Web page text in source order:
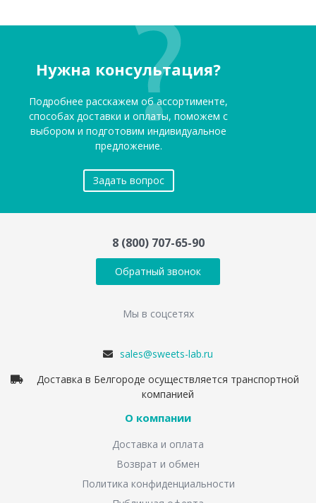
Нужна консультация?
Подробнее расскажем об ассортименте,
способах доставки и оплаты, поможем с
выбором и подготовим индивидуальное
предложение.
Задать вопрос
8 (800) 707-65-90
Обратный звонок
Мы в соцсетях
sales@sweets-lab.ru
Доставка в Белгороде осуществляется транспортной
компанией
О компании
Доставка и оплата
Возврат и обмен
Политика конфиденциальности